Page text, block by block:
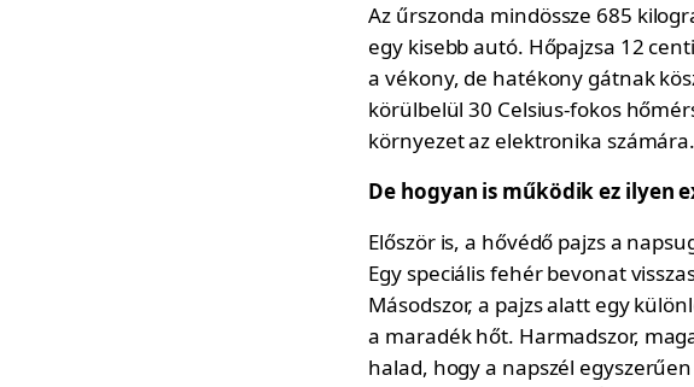
Az űrszonda mindössze 685
egy kisebb autó. Hőpajzsa 12
a vékony, de hatékony gátnak
körülbelül 30 Celsius-fokos
környezet az elektronika számára.
De hogyan is működik ez ilyen
Először is, a hővédő pajzs a
Egy speciális fehér bevonat
Másodszor, a pajzs alatt egy
a maradék hőt. Harmadszor,
halad, hogy a napszél